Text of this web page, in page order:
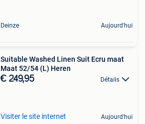
Deinze Aujourd'hui
Suitable Washed Linen Suit Ecru maat
Maat 52/54 (L) Heren
€ 249,95 Détails
Visiter le site internet Aujourd'hui